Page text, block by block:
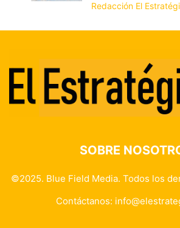
Redacción El
SOBRE
©2025. Blue Field Media. Todos los
Contáctanos: